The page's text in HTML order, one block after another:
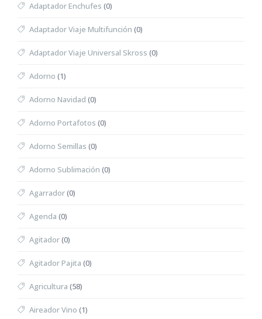
Adaptador Enchufes (0)
Adaptador Viaje Multifunción (0)
Adaptador Viaje Universal Skross (0)
Adorno (1)
Adorno Navidad (0)
Adorno Portafotos (0)
Adorno Semillas (0)
Adorno Sublimación (0)
Agarrador(0)
Agenda (0)
Agitador(0)
Agitador Pajita (0)
Agricultura (58)
Aireador Vino (1)